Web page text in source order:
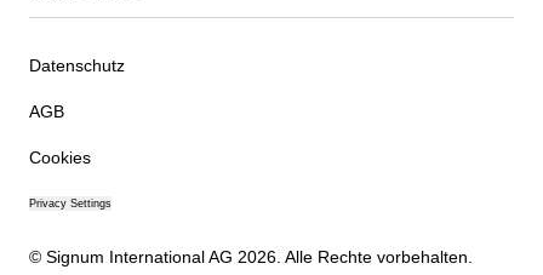
Datenschutz
AGB
Cookies
Privacy Settings
© Signum International AG 2026. Alle Rechte vorbehalten.